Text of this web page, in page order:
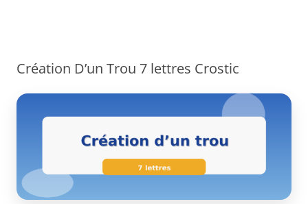
Création D’un Trou 7 lettres Crostic